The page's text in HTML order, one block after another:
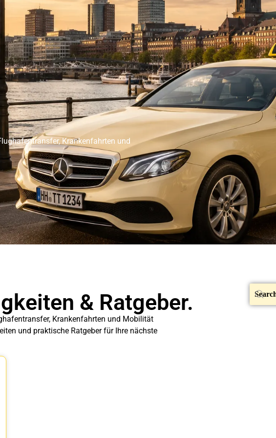
Unser Abholservice Unser Großraumtaxi Service Krankenfahrten
Impressum
Mehr
Krankenfahrten und
& Ratgeber.
Krankenfahrten und Mobilität
und praktische Ratgeber für Ihre nächste